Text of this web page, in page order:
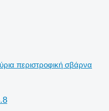
περιστροφική σβάρνα